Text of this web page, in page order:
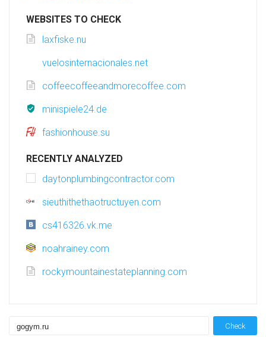
WEBSITES TO CHECK
laxfiske.nu
vuelosinternacionales.net
coffeecoffeeandmorecoffee.com
minispiele24.de
fashionhouse.su
RECENTLY ANALYZED
daytonplumbingcontractor.com
sieuthithethaotructuyen.com
cs416326.vk.me
noahrainey.com
rockymountainestateplanning.com
Check